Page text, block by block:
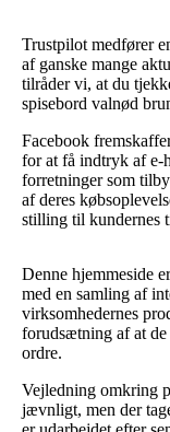
Trustpilot medfører
af ganske mange
tilråder vi, at du
spisebord valnød
Facebook
for at få indtryk af e-
forretninger som
af deres
stilling til kundernes
Denne hjemmeside
med en samling af
virksomhedernes
forudsætning af at
ordre.
Vejledning omkring
jævnligt, men der